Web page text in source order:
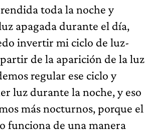
toda la noche y
apagada durante el día,
invertir mi ciclo de luz-
de la aparición de la luz
regular ese ciclo y
luz durante la noche, y eso
más nocturnos, porque el
funciona de una manera